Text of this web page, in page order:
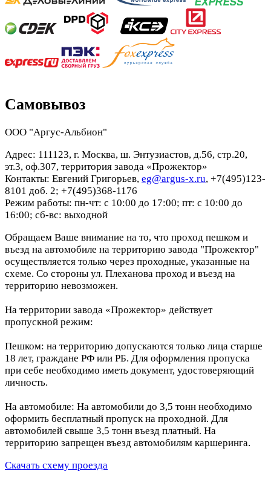
Самовывоз
ООО "Аргус-Альбион"
Адрес: 111123, г. Москва, ш. Энтузиастов, д.56, стр.20,
эт.3, оф.307, территория завода «Прожектор»
Контакты: Евгений Григорьев, eg@argus-x.ru, +7(495)123-
8101 доб. 2; +7(495)368-1176
Режим работы: пн-чт: с 10:00 до 17:00; пт: с 10:00 до
16:00; сб-вс: выходной
Обращаем Ваше внимание на то, что проход пешком и
въезд на автомобиле на территорию завода "Прожектор"
осуществляется только через проходные, указанные на
схеме. Со стороны ул. Плеханова проход и въезд на
территорию невозможен.
На территории завода «Прожектор» действует
пропускной режим:
Пешком: на территорию допускаются только лица старше
18 лет, граждане РФ или РБ. Для оформления пропуска
при себе необходимо иметь документ, удостоверяющий
личность.
На автомобиле: На автомобили до 3,5 тонн необходимо
оформить бесплатный пропуск на проходной. Для
автомобилей свыше 3,5 тонн въезд платный. На
территорию запрещен въезд автомобилям каршеринга.
Скачать схему проезда